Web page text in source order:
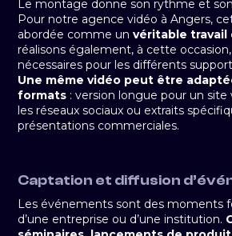
Le montage donne son rythme et
Pour notre agence vidéo à Angers,
abordée comme unvéritable travail
réalisons également, à cette
nécessaires pour les différents
Une même vidéo peut être
formats : version longue pour un
les réseaux sociaux ou extraits
présentations commerciales.
Captation et diffusion
Les événements sont des moments
d’une entreprise ou d’une institution.